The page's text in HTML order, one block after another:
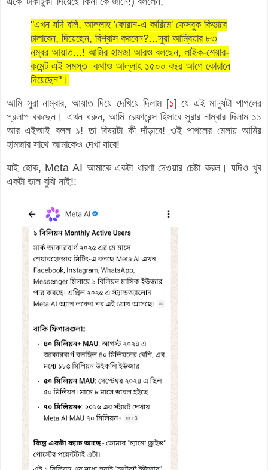
"এখন যদি বলি, আল্লাহ 'কোরান-এ কারিমে' ফেসবুক কিভাবে
চালাবেন, দিয়েছেন, বিশ্বাস করবেন?...সুরা আম্বিয়ার ৮৩
নম্বর আয়াত...! আমির হামজা আরও বলছেন, লাইক-শেয়ার-
কমেন্ট এই সমস্ত কথাও আল্লাহ ১৫০০ বছর আগে কোরানে
দিয়েছেন"।
আমি সুরা নাম্বার, আয়াত দিয়ে দেখিয়ে দিলাম [১] যে এই মানুষটা পাগলের
প্রলাপ বকছেন। এখন ধরুন, আমি রেফারেন্স হিসাবে সুরার নাম্বার দিলাম ১১
আর এইআই বলল ১! তা বিষয়টা কী দাঁড়াবে! ওই পাগলের মেলায় আমির
হামজার সাথে আমাকেও দেখা যাবে!
যাই হোক, Meta AI আমাকে একটা ধারণা দেওয়ার চেষ্টা করল। যদিও খুব
একটা ভাল বুঝি নাই!: